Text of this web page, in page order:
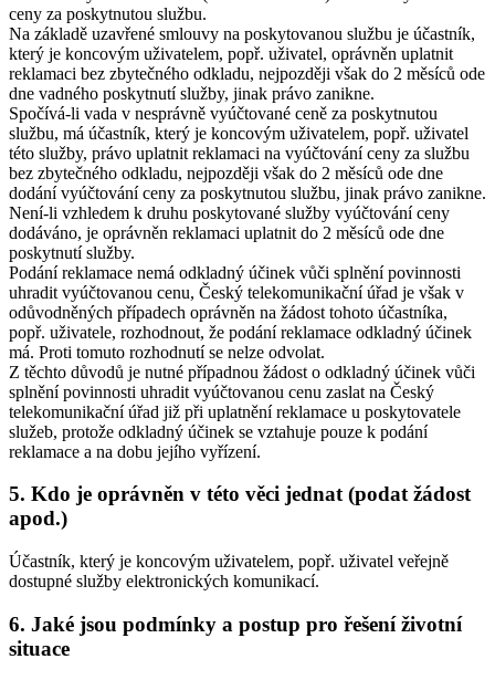
ceny za poskytnutou službu.
Na základě uzavřené smlouvy na poskytovanou službu je účastník,
který je koncovým uživatelem, popř. uživatel, oprávněn uplatnit
reklamaci bez zbytečného odkladu, nejpozději však do 2 měsíců ode
dne vadného poskytnutí služby, jinak právo zanikne.
Spočívá-li vada v nesprávně vyúčtované ceně za poskytnutou
službu, má účastník, který je koncovým uživatelem, popř. uživatel
této služby, právo uplatnit reklamaci na vyúčtování ceny za službu
bez zbytečného odkladu, nejpozději však do 2 měsíců ode dne
dodání vyúčtování ceny za poskytnutou službu, jinak právo zanikne.
Není-li vzhledem k druhu poskytované služby vyúčtování ceny
dodáváno, je oprávněn reklamaci uplatnit do 2 měsíců ode dne
poskytnutí služby.
Podání reklamace nemá odkladný účinek vůči splnění povinnosti
uhradit vyúčtovanou cenu, Český telekomunikační úřad je však v
odůvodněných případech oprávněn na žádost tohoto účastníka,
popř. uživatele, rozhodnout, že podání reklamace odkladný účinek
má. Proti tomuto rozhodnutí se nelze odvolat.
Z těchto důvodů je nutné případnou žádost o odkladný účinek vůči
splnění povinnosti uhradit vyúčtovanou cenu zaslat na Český
telekomunikační úřad již při uplatnění reklamace u poskytovatele
služeb, protože odkladný účinek se vztahuje pouze k podání
reklamace a na dobu jejího vyřízení.
5. Kdo je oprávněn v této věci jednat (podat žádost
apod.)
Účastník, který je koncovým uživatelem, popř. uživatel veřejně
dostupné služby elektronických komunikací.
6. Jaké jsou podmínky a postup pro řešení životní
situace